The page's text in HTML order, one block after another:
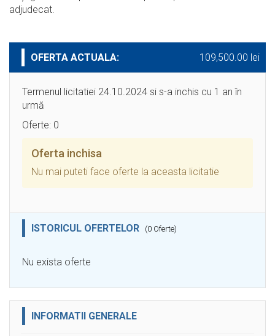
adjudecat.
OFERTA ACTUALA: 109,500.00 lei
Termenul licitatiei 24.10.2024 si s-a inchis cu 1 an în
urmă
Oferte: 0
Oferta inchisa
Nu mai puteti face oferte la aceasta licitatie
ISTORICUL OFERTELOR (0 Oferte)
Nu exista oferte
INFORMATII GENERALE